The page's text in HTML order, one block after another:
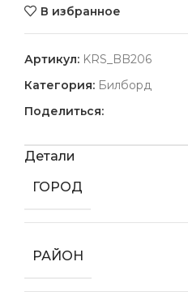
В избранное
Артикул: KRS_BB206
Категория: Билборд
Поделиться:
Детали
ГОРОД
РАЙОН